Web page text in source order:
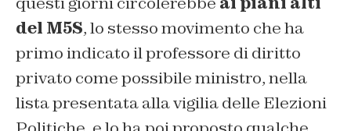
del M5S, lo stesso movimento che ha
primo indicato il professore di diritto
privato come possibile ministro, nella
lista presentata alla vigilia delle Elezioni